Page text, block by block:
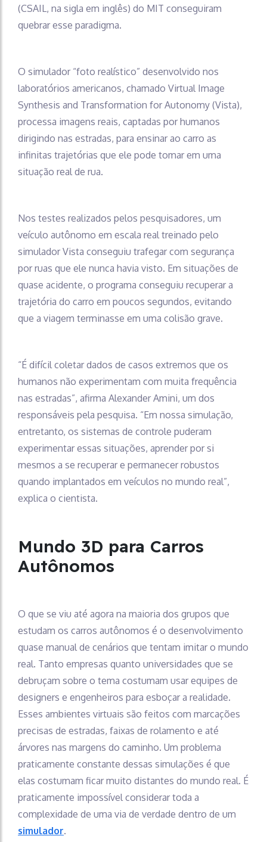
(CSAIL, na sigla em inglês) do MIT conseguiram
quebrar esse paradigma.
O simulador “foto realístico” desenvolvido nos
laboratórios americanos, chamado Virtual Image
Synthesis and Transformation for Autonomy (Vista),
processa imagens reais, captadas por humanos
dirigindo nas estradas, para ensinar ao carro as
infinitas trajetórias que ele pode tomar em uma
situação real de rua.
Nos testes realizados pelos pesquisadores, um
veículo autônomo em escala real treinado pelo
simulador Vista conseguiu trafegar com segurança
por ruas que ele nunca havia visto. Em situações de
quase acidente, o programa conseguiu recuperar a
trajetória do carro em poucos segundos, evitando
que a viagem terminasse em uma colisão grave.
“É difícil coletar dados de casos extremos que os
humanos não experimentam com muita frequência
nas estradas”, afirma Alexander Amini, um dos
responsáveis pela pesquisa. “Em nossa simulação,
entretanto, os sistemas de controle puderam
experimentar essas situações, aprender por si
mesmos a se recuperar e permanecer robustos
quando implantados em veículos no mundo real”,
explica o cientista.
Mundo 3D para Carros
Autônomos
O que se viu até agora na maioria dos grupos que
estudam os carros autônomos é o desenvolvimento
quase manual de cenários que tentam imitar o mundo
real. Tanto empresas quanto universidades que se
debruçam sobre o tema costumam usar equipes de
designers e engenheiros para esboçar a realidade.
Esses ambientes virtuais são feitos com marcações
precisas de estradas, faixas de rolamento e até
árvores nas margens do caminho. Um problema
praticamente constante dessas simulações é que
elas costumam ficar muito distantes do mundo real. É
praticamente impossível considerar toda a
complexidade de uma via de verdade dentro de um
simulador.